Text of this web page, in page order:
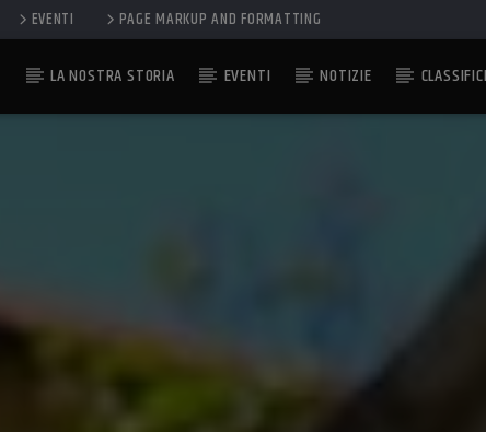
EVENTI PAGE MARKUP AND FORMATTING
LA NOSTRA STORIA EVENTI NOTIZIE